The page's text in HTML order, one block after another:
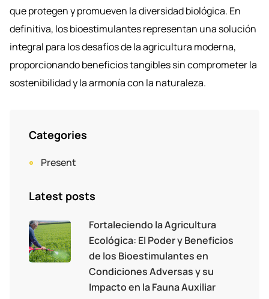
que protegen y promueven la diversidad biológica. En
definitiva, los bioestimulantes representan una solución
integral para los desafíos de la agricultura moderna,
proporcionando beneficios tangibles sin comprometer la
sostenibilidad y la armonía con la naturaleza.
Categories
Present
Latest posts
Fortaleciendo la Agricultura
Ecológica: El Poder y Beneficios
de los Bioestimulantes en
Condiciones Adversas y su
Impacto en la Fauna Auxiliar